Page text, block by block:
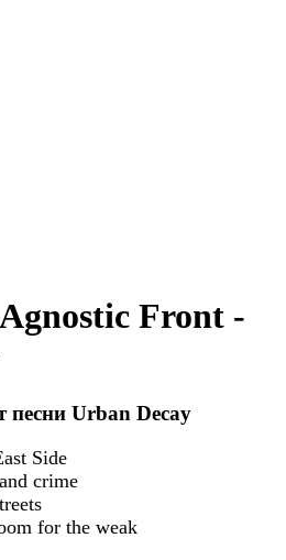
Front -
песни Urban Decay
Side
crime
for the weak